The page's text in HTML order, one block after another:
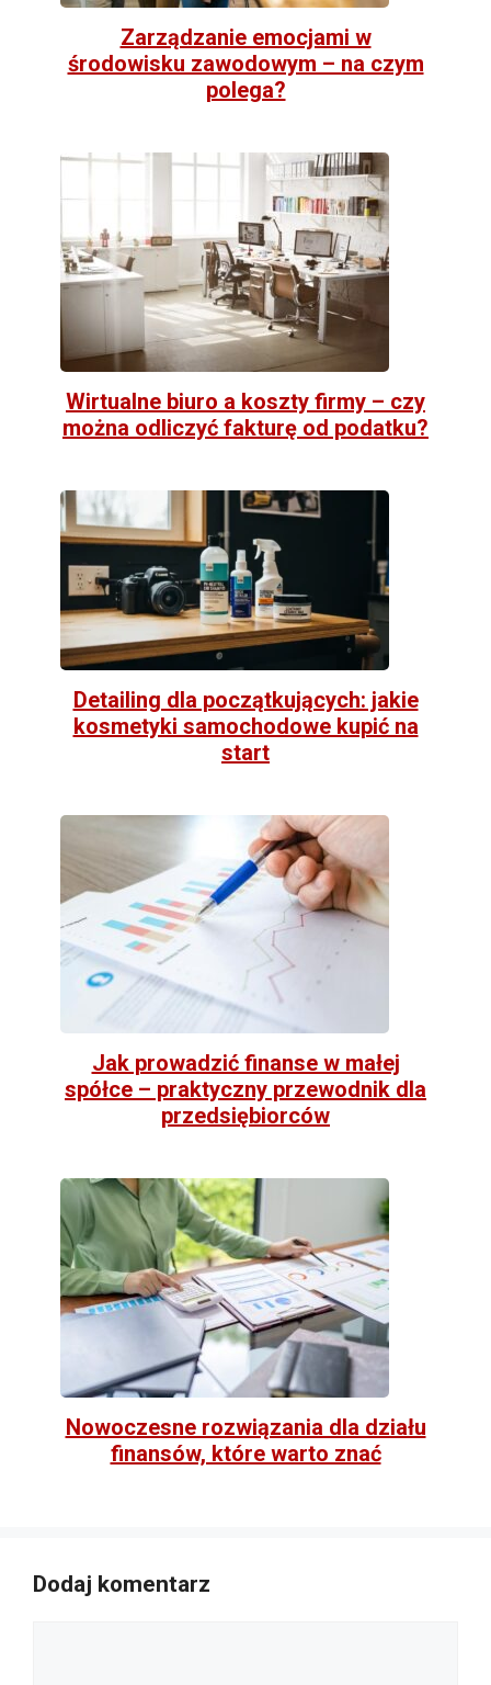
Zarządzanie emocjami w
środowisku zawodowym – na czym
polega?
Wirtualne biuro a koszty firmy – czy
można odliczyć fakturę od podatku?
Detailing dla początkujących: jakie
kosmetyki samochodowe kupić na
start
Jak prowadzić finanse w małej
spółce – praktyczny przewodnik dla
przedsiębiorców
Nowoczesne rozwiązania dla działu
finansów, które warto znać
Dodaj komentarz